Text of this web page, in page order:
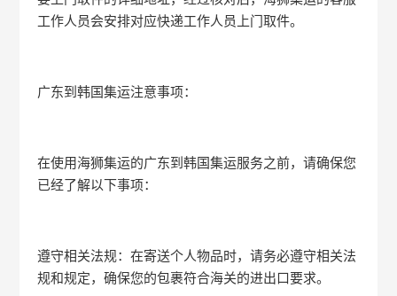
工作人员会安排对应快递工作人员上门取件。
广东到韩国集运注意事项：
在使用海狮集运的广东到韩国集运服务之前，请确保您
已经了解以下事项：
遵守相关法规：在寄送个人物品时，请务必遵守相关法
规和规定，确保您的包裹符合海关的进出口要求。